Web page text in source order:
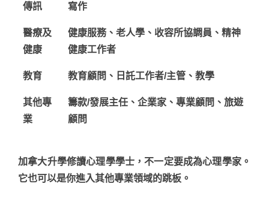
傳訊 寫作
醫療及
健康
健康服務、老人學、收容所協調員、精神
健康工作者
教育 教育顧問、日託工作者/主管、教學
其他專
業
籌款/發展主任、企業家、專業顧問、旅遊
顧問
加拿大升學修讀心理學學士，不一定要成為心理學家。
它也可以是你進入其他專業領域的跳板。